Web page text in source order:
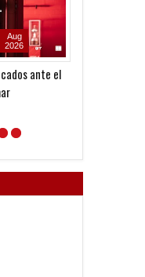
con goleada
Mar
2023